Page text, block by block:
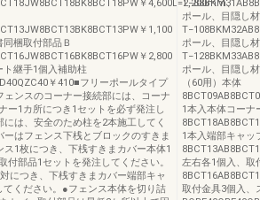
￥4,600L=2,200mm、
￥1,100
梱取付部品Ｂ
￥2,800
継手1個入補助柱
￥410■フリーポールタイプ
ンスのコーナー接続部には、コーナ
ー1カ所につき1セットを必ず発注し
は、安全のため柱を2本施工してく
はフェンス下桟とブロックのすきま
1枚につき、下桟すきまカバー本体1
付部品1セットを発注してください。
につき、下桟すきまカバー端部キャ
てください。●フェンス本体を切り詰
ポール、目隠し
ポール、目隠し
ポール、目隠し
（60用）本体
1本入本体コーナ
1本入端部キャッ
左右各1個入、取
取付金具3個入、